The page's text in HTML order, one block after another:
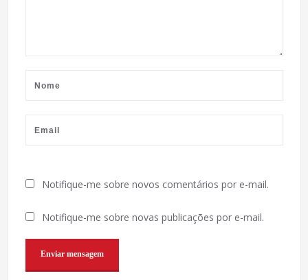
Notifique-me sobre novos comentários por e-mail.
Notifique-me sobre novas publicações por e-mail.